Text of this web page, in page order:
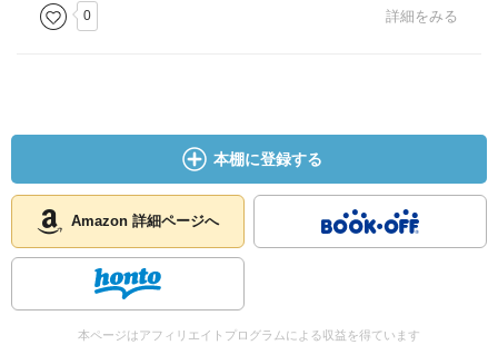
0 詳細をみる
本棚に登録する
Amazon 詳細ページへ
本ページはアフィリエイトプログラムによる収益を得ています